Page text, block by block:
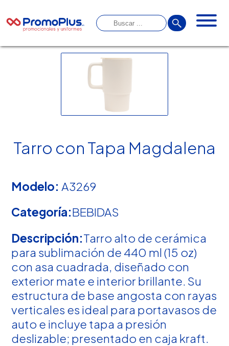
Tarro con Tapa Magdalena
Modelo: A3269
Categoría:BEBIDAS
Descripción:Tarro alto de cerámica
para sublimación de 440 ml (15 oz)
con asa cuadrada, diseñado con
exterior mate e interior brillante. Su
estructura de base angosta con rayas
verticales es ideal para portavasos de
auto e incluye tapa a presión
deslizable; presentado en caja kraft.